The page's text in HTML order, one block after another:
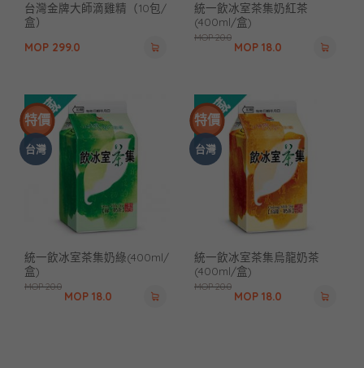
台灣金牌大師滴雞精（10包/
盒）
MOP 299.0
統一飲冰室茶集奶紅茶
(400ml/盒)
MOP20.0
MOP 18.0
特價
台灣
統一飲冰室茶集奶綠(400ml/
盒)
MOP20.0
MOP 18.0
特價
台灣
統一飲冰室茶集烏龍奶茶
(400ml/盒)
MOP20.0
MOP 18.0